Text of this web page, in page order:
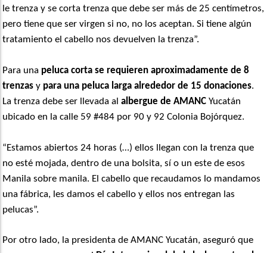
le trenza y se corta trenza que debe ser más de 25 centímetros,
pero tiene que ser virgen si no, no los aceptan. Si tiene algún
tratamiento el cabello nos devuelven la trenza”.
Para una peluca corta se requieren aproximadamente de 8
trenzas y para una peluca larga alrededor de 15 donaciones.
La trenza debe ser llevada alalbergue de AMANC Yucatán
ubicado en la calle 59 #484 por 90 y 92 Colonia Bojórquez.
“Estamos abiertos 24 horas (…) ellos llegan con la trenza que
no esté mojada, dentro de una bolsita, sí o un este de esos
Manila sobre manila. El cabello que recaudamos lo mandamos
una fábrica, les damos el cabello y ellos nos entregan las
pelucas”.
Por otro lado, la presidenta de AMANC Yucatán, aseguró que